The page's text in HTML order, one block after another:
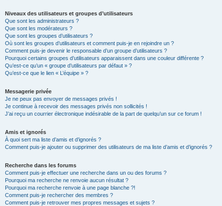
Niveaux des utilisateurs et groupes d’utilisateurs
Que sont les administrateurs ?
Que sont les modérateurs ?
Que sont les groupes d’utilisateurs ?
Où sont les groupes d’utilisateurs et comment puis-je en rejoindre un ?
Comment puis-je devenir le responsable d’un groupe d’utilisateurs ?
Pourquoi certains groupes d’utilisateurs apparaissent dans une couleur différente ?
Qu’est-ce qu’un « groupe d’utilisateurs par défaut » ?
Qu’est-ce que le lien « L’équipe » ?
Messagerie privée
Je ne peux pas envoyer de messages privés !
Je continue à recevoir des messages privés non sollicités !
J’ai reçu un courrier électronique indésirable de la part de quelqu’un sur ce forum !
Amis et ignorés
À quoi sert ma liste d’amis et d’ignorés ?
Comment puis-je ajouter ou supprimer des utilisateurs de ma liste d’amis et d’ignorés ?
Recherche dans les forums
Comment puis-je effectuer une recherche dans un ou des forums ?
Pourquoi ma recherche ne renvoie aucun résultat ?
Pourquoi ma recherche renvoie à une page blanche ?!
Comment puis-je rechercher des membres ?
Comment puis-je retrouver mes propres messages et sujets ?